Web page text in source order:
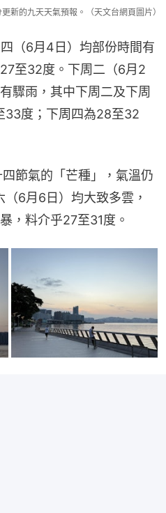
新的九天天氣預報。（天文台網頁圖片）
（6月4日）均部份時間有
至32度。下周二（6月2
驟雨，其中下周二及下周
33度；下周四為28至32
節氣的「芒種」，氣溫仍
6月6日）均大致多雲，
，料介乎27至31度。